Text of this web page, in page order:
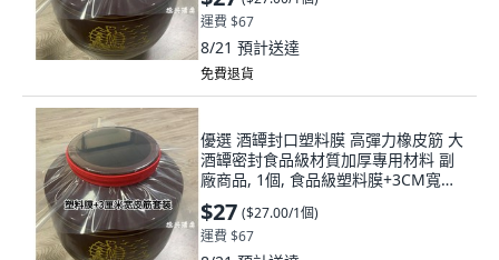
公
運費 $67
8/21 預計送達
免費退貨
優選 酒罈封口塑料膜 高彈力橡皮筋 大
酒罈密封食品級材質加厚專用材料 副
廠商品, 1個, 食品級塑料膜+3CM寬紅
色鬆緊帶,35*35釐米 適用於5.0-15.0
公
$27 ($27.00/1個)
運費 $67